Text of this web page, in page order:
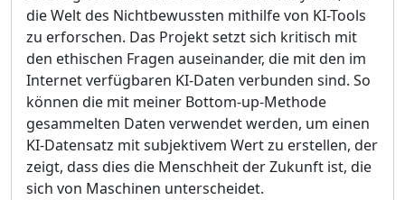
die Welt des Nichtbewussten mithilfe von KI-Tools
zu erforschen. Das Projekt setzt sich kritisch mit
den ethischen Fragen auseinander, die mit den im
Internet verfügbaren KI-Daten verbunden sind. So
können die mit meiner Bottom-up-Methode
gesammelten Daten verwendet werden, um einen
KI-Datensatz mit subjektivem Wert zu erstellen, der
zeigt, dass dies die Menschheit der Zukunft ist, die
sich von Maschinen unterscheidet.